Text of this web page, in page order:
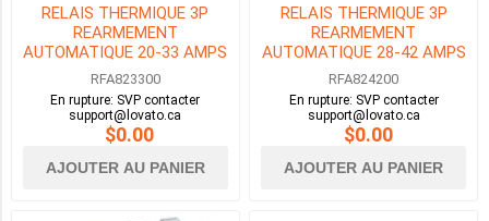
RELAIS THERMIQUE 3P
REARMEMENT
AUTOMATIQUE 20-33 AMPS
POUR BF40-BF80
RFA823300
En rupture: SVP contacter
support@lovato.ca
$0.00
AJOUTER AU PANIER
RELAIS THERMIQUE 3P
REARMEMENT
AUTOMATIQUE 28-42 AMPS
POUR BF40-BF80
RFA824200
En rupture: SVP contacter
support@lovato.ca
$0.00
AJOUTER AU PANIER
0.63A
(1)
-
2A